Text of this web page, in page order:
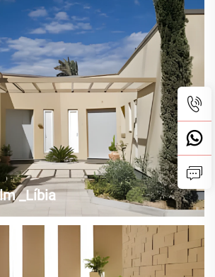
uma estética atemporal. Nenhuma duas
longo da história, o mármore tem fascinado
componente essencial da arquitetura
_Líbia